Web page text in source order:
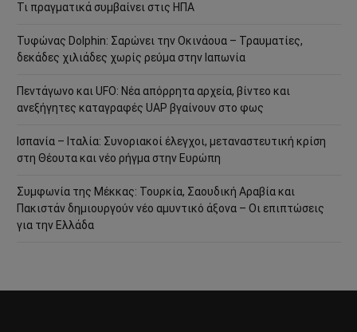
Τι πραγματικά συμβαίνει στις ΗΠΑ
Τυφώνας Dolphin: Σαρώνει την Οκινάουα – Τραυματίες,
δεκάδες χιλιάδες χωρίς ρεύμα στην Ιαπωνία
Πεντάγωνο και UFO: Νέα απόρρητα αρχεία, βίντεο και
ανεξήγητες καταγραφές UAP βγαίνουν στο φως
Ισπανία – Ιταλία: Συνοριακοί έλεγχοι, μεταναστευτική κρίση
στη Θέουτα και νέο ρήγμα στην Ευρώπη
Συμφωνία της Μέκκας: Τουρκία, Σαουδική Αραβία και
Πακιστάν δημιουργούν νέο αμυντικό άξονα – Οι επιπτώσεις
για την Ελλάδα